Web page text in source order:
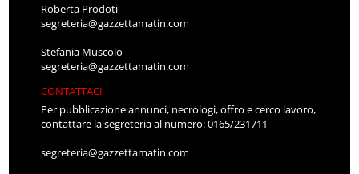
Roberta Prodoti
segreteria@gazzettamatin.com
Stefania Muscolo
segreteria@gazzettamatin.com
CONTATTACI
Per pubblicazione annunci, necrologi, offro e cerco lavoro,
contattare la segreteria al numero: 0165/231711
segreteria@gazzettamatin.com